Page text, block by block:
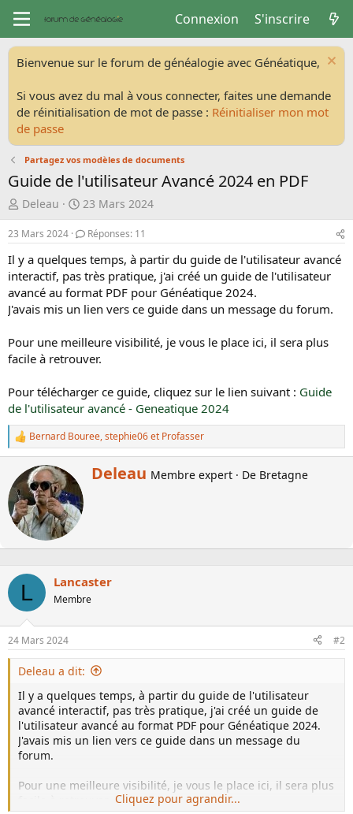
Connexion S'inscrire
Bienvenue sur le forum de généalogie avec Généatique,
Si vous avez du mal à vous connecter, faites une demande
de réinitialisation de mot de passe : Réinitialiser mon mot
de passe
Partagez vos modèles de documents
Guide de l'utilisateur Avancé 2024 en PDF
A
u
t
e
u
r
d
e
a
d
i
c
u
s
s
i
o
n
Deleau
D
a
t
e
d
e
d
é
u
23 Mars 2024
23 Mars 2024 Réponses: 11
Il y a quelques temps, à partir du guide de l'utilisateur avancé
interactif, pas très pratique, j'ai créé un guide de l'utilisateur
avancé au format PDF pour Généatique 2024.
J'avais mis un lien vers ce guide dans un message du forum.
Pour une meilleure visibilité, je vous le place ici, il sera plus
facile à retrouver.
Pour télécharger ce guide, cliquez sur le lien suivant : Guide
de l'utilisateur avancé - Geneatique 2024
L
e
r
é
a
c
t
s
Bernard Bouree,stephie06et Profasser
W
y
Deleau Membre expert · De Bretagne
L Lancaster
Membre
24 Mars 2024 #2
Deleau a dit:
Il y a quelques temps, à partir du guide de l'utilisateur
avancé interactif, pas très pratique, j'ai créé un guide de
l'utilisateur avancé au format PDF pour Généatique 2024.
J'avais mis un lien vers ce guide dans un message du
forum.
Pour une meilleure visibilité, je vous le place ici, il sera plus
Cliquez pour agrandir...